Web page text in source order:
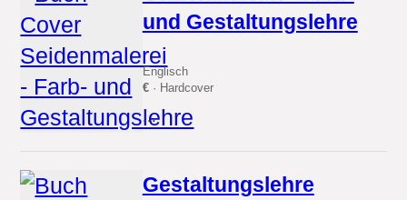
und Gestaltungslehre
Englisch
€· Hardcover
...
Gestaltungslehre